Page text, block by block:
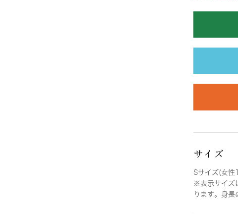
サイズ
Sサイズ(女
※表示サイズ
ります。身長